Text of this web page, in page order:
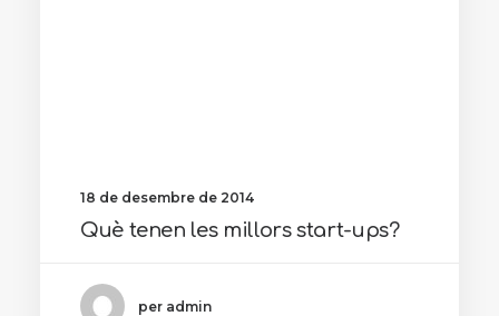
18 de desembre de 2014
Què tenen les millors start-ups?
per admin